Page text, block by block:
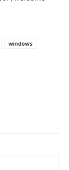
windows